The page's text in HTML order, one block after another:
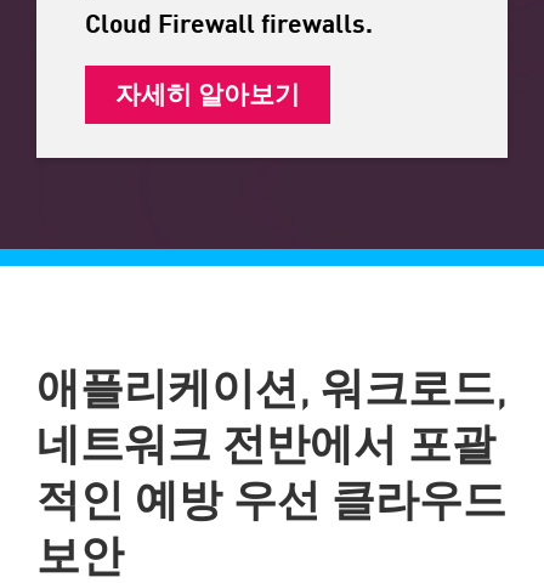
Cloud Firewall firewalls.
자세히 알아보기
애플리케이션, 워크로드,
네트워크 전반에서 포괄
적인 예방 우선 클라우드
보안